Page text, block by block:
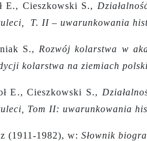
E., Cieszkowski S.,
T. II – uwarunkowania
S., Rozwój kolarstwa w
kolarstwa na ziemiach
E., Cieszkowski S.,
Tom II: uwarunkowania
(1911-1982), w: Słownik